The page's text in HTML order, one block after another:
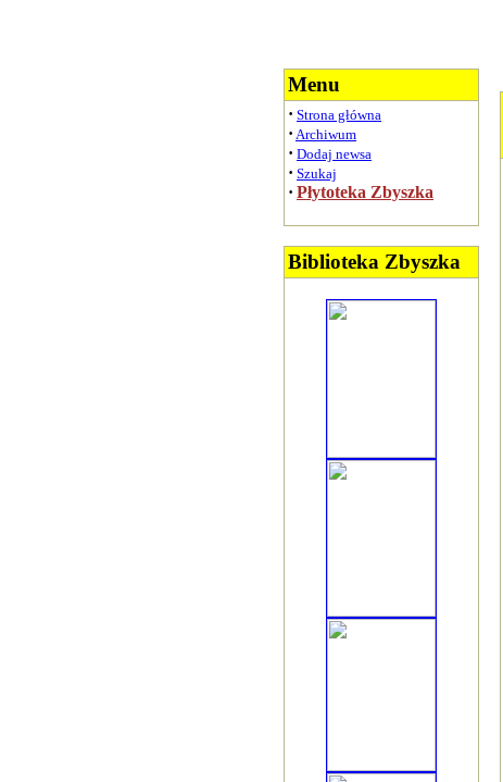
Menu
· Strona główna
· Archiwum
· Dodaj newsa
· Szukaj
· Płytoteka Zbyszka
Biblioteka Zbyszka